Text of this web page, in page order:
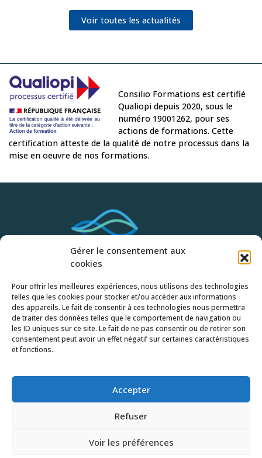
Gérer le consentement aux
cookies
Pour offrir les meilleures expériences, nous utilisons des technologies
telles que les cookies pour stocker et/ou accéder aux informations
des appareils. Le fait de consentir à ces technologies nous permettra
de traiter des données telles que le comportement de navigation ou
les ID uniques sur ce site. Le fait de ne pas consentir ou de retirer son
consentement peut avoir un effet négatif sur certaines caractéristiques
et fonctions.
Accepter
Refuser
Voir les préférences
Voir toutes les actualités
Consilio Formations est certifié
Qualiopi depuis 2020, sous le
numéro 19001262, pour ses
actions de formations. Cette
certification atteste de la qualité de notre processus dans la
mise en oeuvre de nos formations.
Accueil
Qui sommes-nous ?
Actualités
Formations professionnelles
Mentions légales